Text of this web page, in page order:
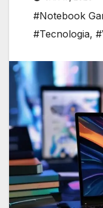
#Notebook
#Tecnologia,